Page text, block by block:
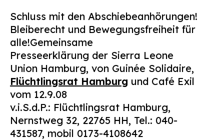
Schluss mit den Abschiebeanhörungen!
Bleiberecht und Bewegungsfreiheit für
alle!Gemeinsame
Presseerklärung der Sierra Leone
Union Hamburg, von Guinée Solidaire,
Flüchtlingsrat Hamburg und Café Exil
vom 12.9.08
v.i.S.d.P.: Flüchtlingsrat Hamburg,
Nernstweg 32, 22765 HH, Tel.: 040-
431587, mobil 0173-4108642